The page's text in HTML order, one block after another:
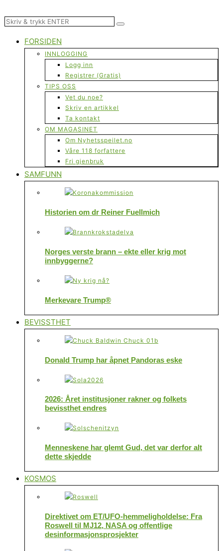
FORSIDEN
INNLOGGING
Logg inn
Registrer (Gratis)
TIPS OSS
Vet du noe?
Skriv en artikkel
Ta kontakt
OM MAGASINET
Om Nyhetsspeilet.no
Våre 118 forfattere
Fri gjenbruk
SAMFUNN
Historien om dr Reiner Fuellmich
Norges verste brann – ekte eller krig mot
innbyggerne?
Merkevare Trump®
BEVISSTHET
Donald Trump har åpnet Pandoras eske
2026: Året institusjoner rakner og folkets
bevissthet endres
Menneskene har glemt Gud, det var derfor alt
dette skjedde
KOSMOS
Direktivet om ET/UFO-hemmeligholdelse: Fra
Roswell til MJ12, NASA og offentlige
desinformasjonsprosjekter